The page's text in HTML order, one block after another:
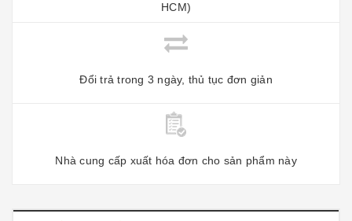
HCM)
Đổi trả trong 3 ngày, thủ tục đơn giản
Nhà cung cấp xuất hóa đơn cho sản phẩm này